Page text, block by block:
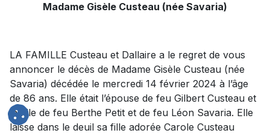
Madame Gisèle Custeau (née Savaria)
LA FAMILLE Custeau et Dallaire a le regret de vous
annoncer le décès de Madame Gisèle Custeau (née
Savaria) décédée le mercredi 14 février 2024 à l’âge
de 86 ans. Elle était l’épouse de feu Gilbert Custeau et
la fille de feu Berthe Petit et de feu Léon Savaria. Elle
laisse dans le deuil sa fille adorée Carole Custeau